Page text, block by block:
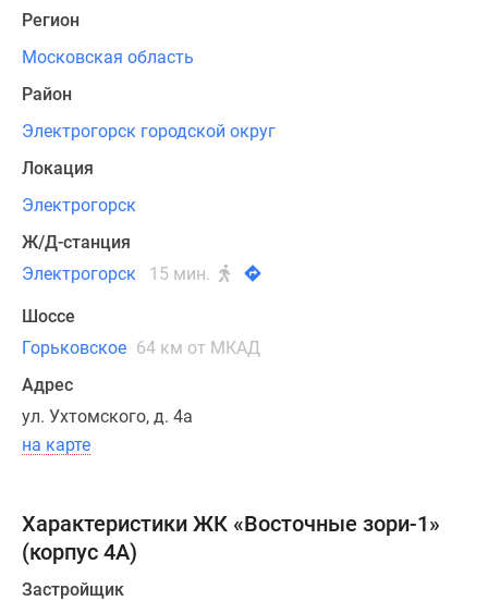
квартир
от
45
метров.
Улучшенными
планировочными
предусмотрены
кухни
площади,
лоджии
или
балконы
в
каждом
помещения
и
потолки
Регион
Московская область
Район
Электрогорск городской округ
Локация
Электрогорск
Ж/Д-станция
Электрогорск
15 мин.
Шоссе
Горьковское 64 км от МКАД
Адрес
ул. Ухтомского, д. 4а
на карте
Характеристики ЖК «Восточные зори-1»
(корпус 4А)
Застройщик